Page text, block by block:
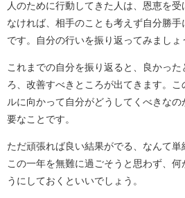
人のために行動してきた人は、恩恵を
なければ、相手のことも考えず自分勝手
です。自分の行いを振り返ってみましょ
これまでの自分を振り返ると、良かった
ろ、改善すべきところが出てきます。
ルに向かって自分がどうしてくべきな
要なことです。
ただ頑張れば良い結果がでる、なんて単
この一年を無難に過ごそうと思わず、何
うにしておくといいでしょう。